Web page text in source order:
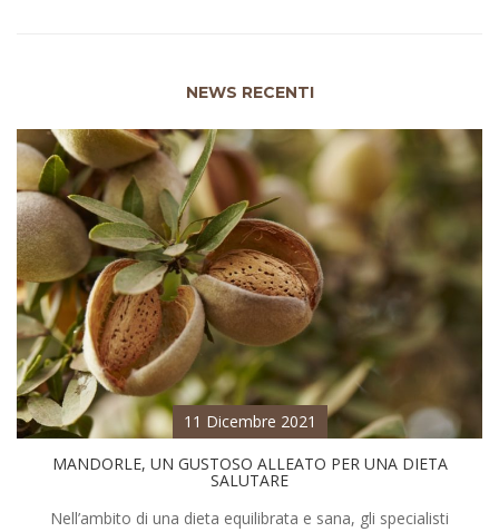
NEWS RECENTI
11 Dicembre 2021
MANDORLE, UN GUSTOSO ALLEATO PER UNA DIETA
SALUTARE
Nell’ambito di una dieta equilibrata e sana, gli specialisti